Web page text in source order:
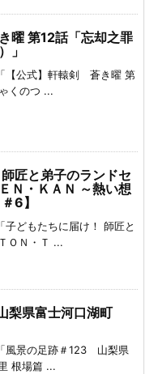
曜 第12話「忘却之罪
」
【公式】軒轅剣 蒼き曜 第
くのつ ...
匠と弟子のランドセ
Ｎ・ＫＡＮ ～熱い想
6】
子どもたちに届け！ 師匠と
ＯＮ・Ｔ ...
梨県富士河口湖町
風景の足跡＃123 山梨県
根場篇 ...